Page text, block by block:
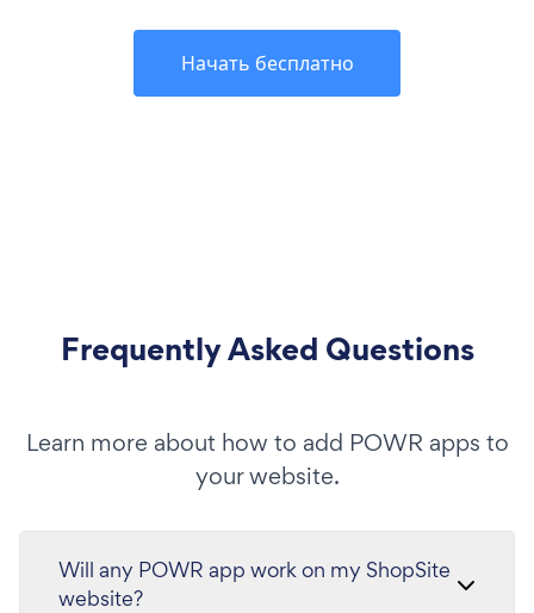
Начать бесплатно
Frequently Asked Questions
Learn more about how to add POWR apps to
your website.
Will any POWR app work on my ShopSite
website?